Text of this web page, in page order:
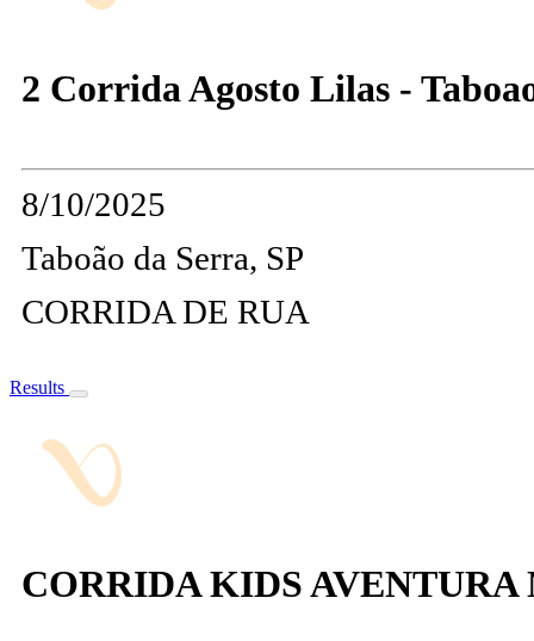
2 Corrida Agosto Lilas -
8/10/2025
Taboão da Serra, SP
CORRIDA DE RUA
Results
CORRIDA KIDS AVENTURA